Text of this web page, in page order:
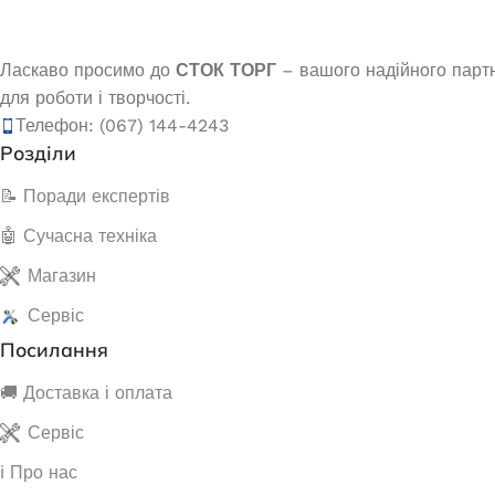
6500
18 700,5
Ласкаво просимо до СТОК ТОРГ – вашого надійного
для роботи і творчості.
Телефон: (067) 144-4243
Розділи
📝 Поради експертів
🤖 Сучасна техніка
Магазин
Сервіс
Посилання
🚚 Доставка і оплата
Сервіс
ℹ️ Про нас